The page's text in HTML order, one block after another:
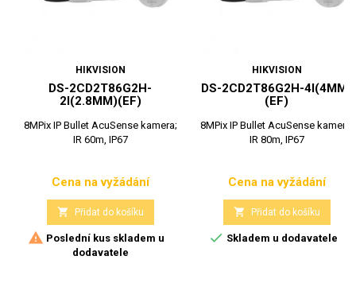
HIKVISION
DS-2CD2T86G2H-
2I(2.8MM)(EF)
8MPix IP Bullet AcuSense kamera;
IR 60m, IP67
Cena
Cena na vyžádání
 Přidat do košíku
 Poslední kus skladem u
dodavatele
HIKVISION
DS-2CD2T86G2H-4I(4MM)
(EF)
8MPix IP Bullet AcuSense kamera;
IR 80m, IP67
Cena
Cena na vyžádání
 Přidat do košíku
 Skladem u dodavatele